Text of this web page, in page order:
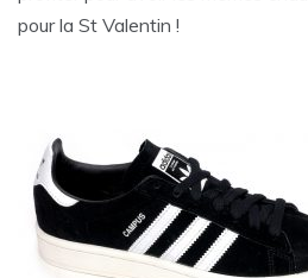
pour la St Valentin !